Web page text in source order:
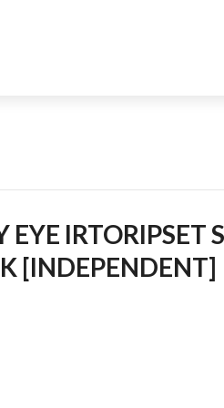
[INDEPENDENT]